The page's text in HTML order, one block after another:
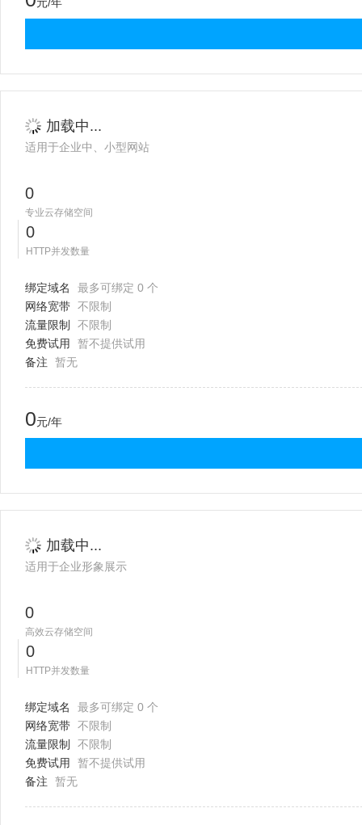
加载中...
适用于企业中、小型网站
0
专业云存储空间
0
HTTP并发数量
绑定域名
最多可绑定 0 个
网络宽带 不限制
流量限制
不限制
免费试用
暂不提供试用
备注
暂无
0元/年
加载中...
适用于企业形象展示
0
高效云存储空间
0
HTTP并发数量
绑定域名
最多可绑定 0 个
网络宽带 不限制
流量限制
不限制
免费试用
暂不提供试用
备注
暂无